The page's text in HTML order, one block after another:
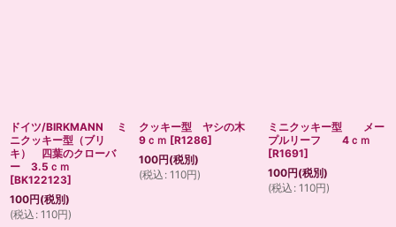
ドイツ/BIRKMANN ミ
ニクッキー型（ブリ
キ） 四葉のクローバ
ー 3.5ｃｍ
[BK122123]
100円(税別)
(税込 : 110円)
クッキー型 ヤシの木
9ｃｍ [R1286]
100円(税別)
(税込 : 110円)
ミニクッキー型 メー
プルリーフ 4ｃｍ
[R1691]
100円(税別)
(税込 : 110円)